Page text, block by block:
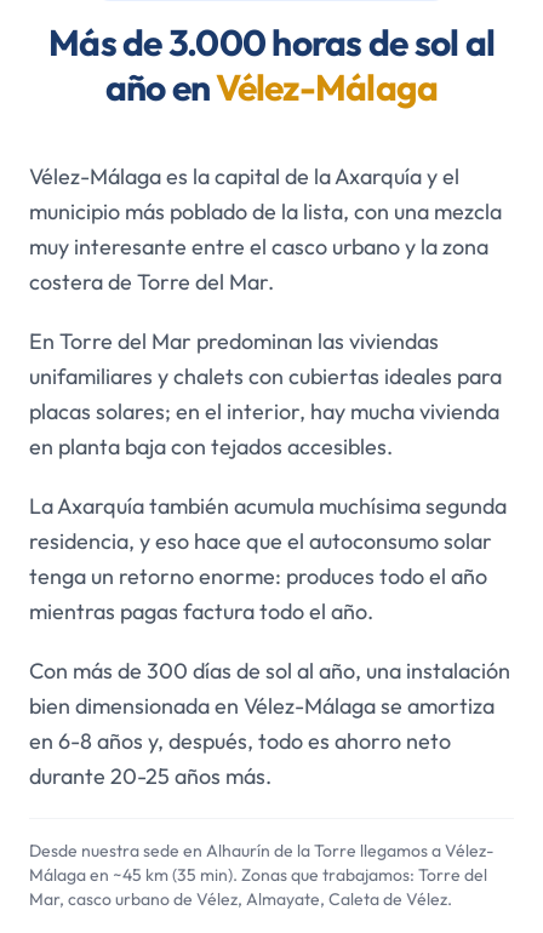
Más de 3.000 horas de sol al
año enVélez-Málaga
Vélez-Málaga es la capital de la Axarquía y el
municipio más poblado de la lista, con una mezcla
muy interesante entre el casco urbano y la zona
costera de Torre del Mar.
En Torre del Mar predominan las viviendas
unifamiliares y chalets con cubiertas ideales para
placas solares; en el interior, hay mucha vivienda
en planta baja con tejados accesibles.
La Axarquía también acumula muchísima segunda
residencia, y eso hace que el autoconsumo solar
tenga un retorno enorme: produces todo el año
mientras pagas factura todo el año.
Con más de 300 días de sol al año, una instalación
bien dimensionada en Vélez-Málaga se amortiza
en 6-8 años y, después, todo es ahorro neto
durante 20-25 años más.
Desde nuestra sede en Alhaurín de la Torre llegamos a Vélez-
Málaga en ~45 km (35 min). Zonas que trabajamos: Torre del
Mar, casco urbano de Vélez, Almayate, Caleta de Vélez.